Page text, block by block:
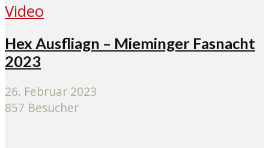
Video
Hex Ausfliagn – Mieminger Fasnacht
2023
26. Februar 2023
857 Besucher